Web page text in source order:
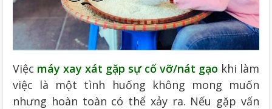
Việc máy xay xát gặp sự cố vỡ/nát gạo khi làm
việc là một tình huống không mong muốn
nhưng hoàn toàn có thể xảy ra. Nếu gặp vấn